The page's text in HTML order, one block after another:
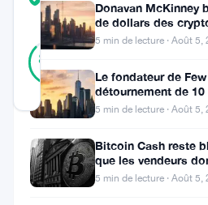
SCORE
87
RÉEL
Vérifié
38
Mis à jour 1 mois il y a
Les
actionnaires
Donavan McKinney
de dollars des
13e district du
5 min de lecture · Août 5,
Le fondateur de
détournement de
l’immobilier
5 min de lecture · Août 5,
Bitcoin Cash reste
que les vendeurs
tentative de rallye
5 min de lecture · Août 5,